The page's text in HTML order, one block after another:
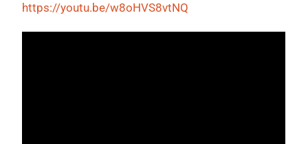
https://youtu.be/w8oHVS8vtNQ